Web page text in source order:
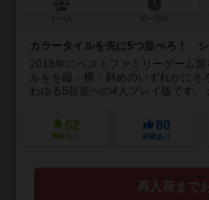
カラータイルを先に5つ並べろ！
2018年にベストファミリーゲーム
ルをを縦・横・斜めのいずれかにそ
わゆる5目並べの4人プレイ版です。
62
興味あり
80
経験あり
再入荷まで